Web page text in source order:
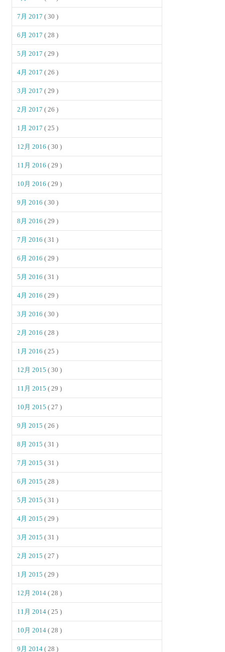
7月 2017( 30 )
6月 2017( 28 )
5月 2017( 29 )
4月 2017( 26 )
3月 2017( 29 )
2月 2017( 26 )
1月 2017( 25 )
12月 2016( 30 )
11月 2016( 29 )
10月 2016( 29 )
9月 2016( 30 )
8月 2016( 29 )
7月 2016( 31 )
6月 2016( 29 )
5月 2016( 31 )
4月 2016( 29 )
3月 2016( 30 )
2月 2016( 28 )
1月 2016( 25 )
12月 2015( 30 )
11月 2015( 29 )
10月 2015( 27 )
9月 2015( 26 )
8月 2015( 31 )
7月 2015( 31 )
6月 2015( 28 )
5月 2015( 31 )
4月 2015( 29 )
3月 2015( 31 )
2月 2015( 27 )
1月 2015( 29 )
12月 2014( 28 )
11月 2014( 25 )
10月 2014( 28 )
9月 2014( 28 )